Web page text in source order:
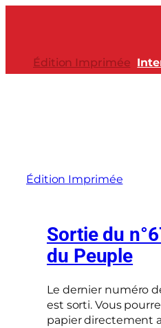
Édition Imprimée
Édition Imprimée
Sortie du
du Peuple
Le dernier numéro
est sorti. Vous
papier directement